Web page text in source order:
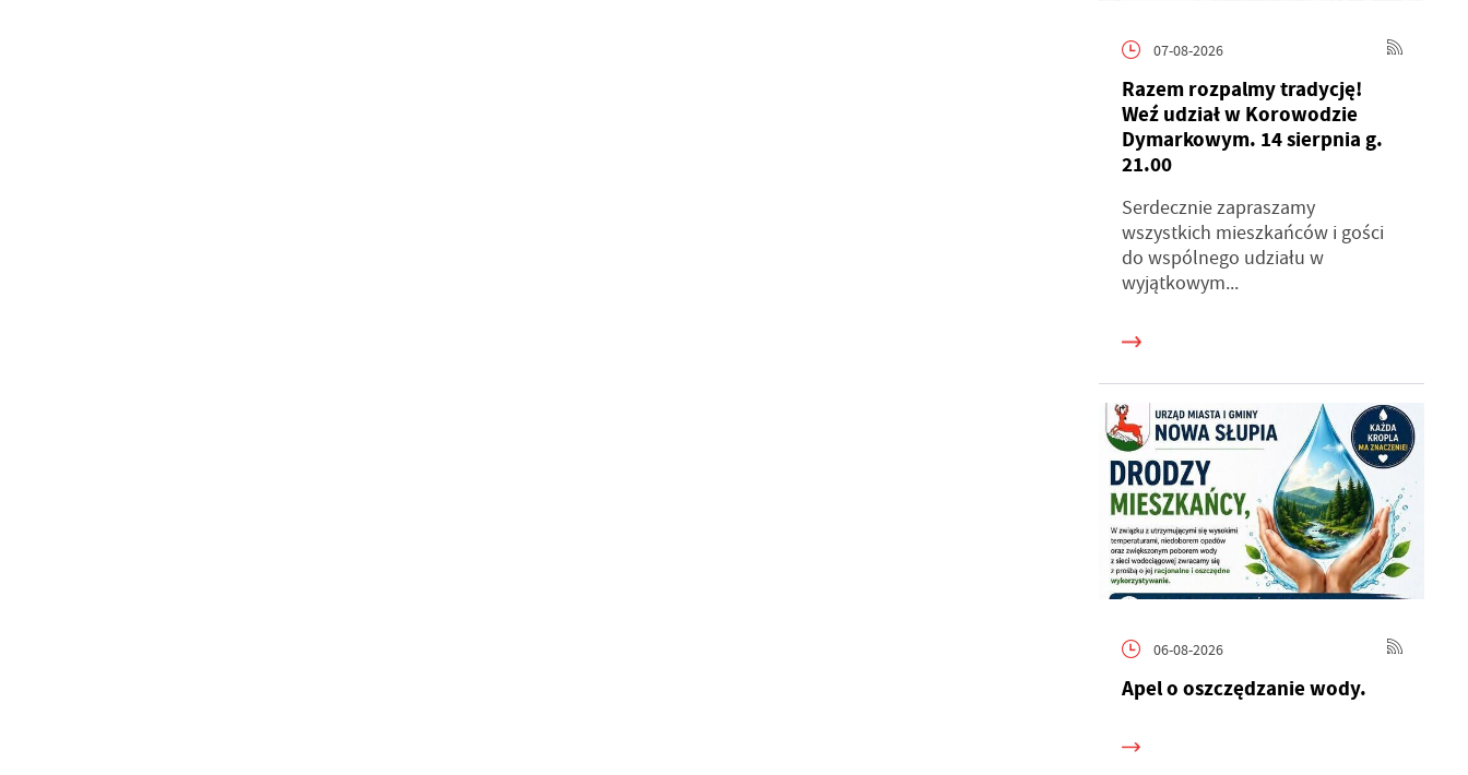
07-08-2026
Razem rozpalmy tradycję!
Weź udział w Korowodzie
Dymarkowym. 14 sierpnia g.
21.00
Serdecznie zapraszamy
wszystkich mieszkańców i gości
do wspólnego udziału w
wyjątkowym...
06-08-2026
Apel o oszczędzanie wody.